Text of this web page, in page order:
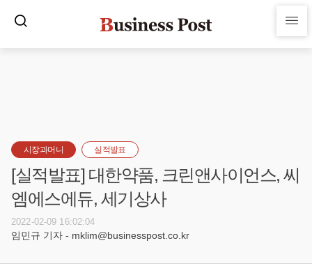
시장과머니 실적발표
[실적발표] 대한약품, 크린앤사이언스, 씨
엠에스에듀, 세기상사
2022-02-09 16:02:04
임민규 기자 - mklim@businesspost.co.kr